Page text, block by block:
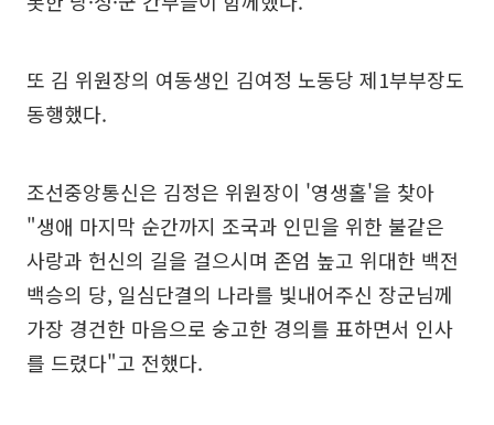
또 김 위원장의 여동생인 김여정 노동당 제1부부장도
동행했다.
조선중앙통신은 김정은 위원장이 '영생홀'을 찾아
"생애 마지막 순간까지 조국과 인민을 위한 불같은
사랑과 헌신의 길을 걸으시며 존엄 높고 위대한 백전
백승의 당, 일심단결의 나라를 빛내어주신 장군님께
가장 경건한 마음으로 숭고한 경의를 표하면서 인사
를 드렸다"고 전했다.